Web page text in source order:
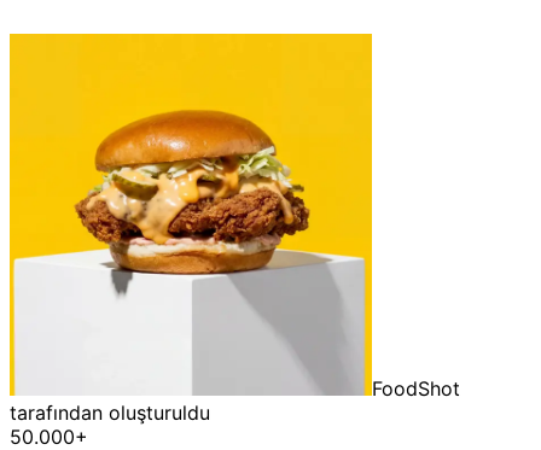
FoodShot
tarafından oluşturuldu
50.000+